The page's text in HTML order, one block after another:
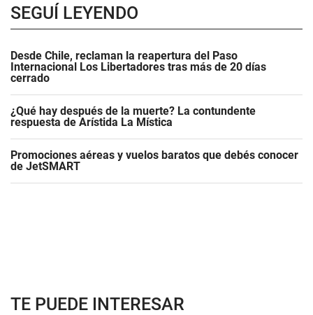
SEGUÍ LEYENDO
Desde Chile, reclaman la reapertura del Paso
Internacional Los Libertadores tras más de 20 días
cerrado
¿Qué hay después de la muerte? La contundente
respuesta de Arístida La Mística
Promociones aéreas y vuelos baratos que debés conocer
de JetSMART
TE PUEDE INTERESAR